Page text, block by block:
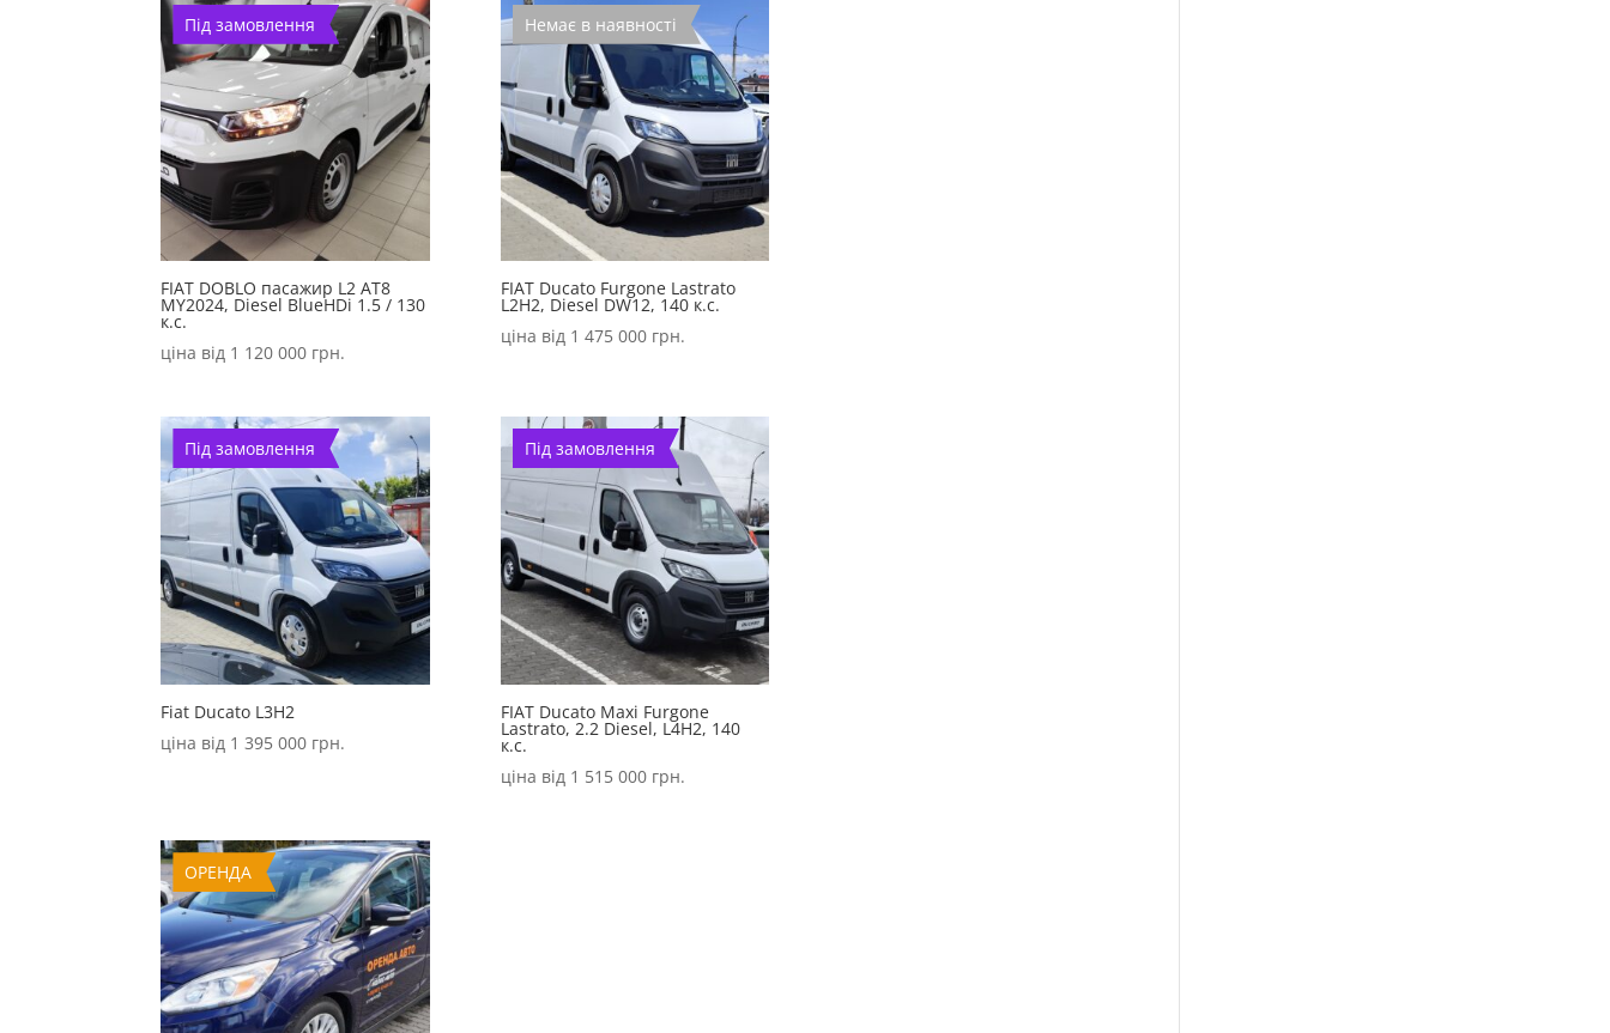
Під замовлення
FIAT DOBLO пасажир L2 AT8
MY2024, Diesel BlueHDi 1.5 / 130
к.с.
ціна від 1 120 000 грн.
Немає в наявності
FIAT Ducato Furgone Lastrato
L2H2, Diesel DW12, 140 к.с.
ціна від 1 475 000 грн.
Під замовлення
Fiat Ducato L3H2
ціна від 1 395 000 грн.
Під замовлення
FIAT Ducato Maxi Furgone
Lastrato, 2.2 Diesel, L4H2, 140
к.с.
ціна від 1 515 000 грн.
ОРЕНДА